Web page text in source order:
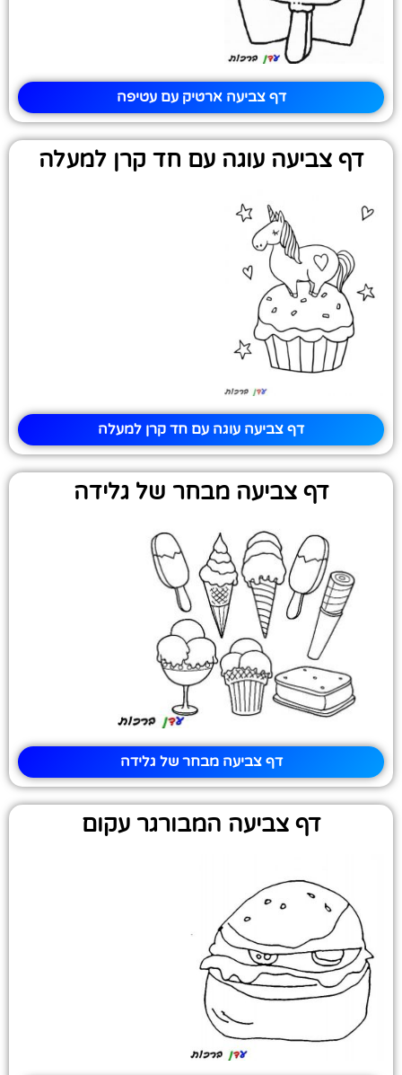
דף צביעה ארטיק עם עטיפה
דף צביעה עוגה עם חד קרן למעלה
דף צביעה עוגה עם חד קרן למעלה
דף צביעה מבחר של גלידה
דף צביעה מבחר של גלידה
דף צביעה המבורגר עקום